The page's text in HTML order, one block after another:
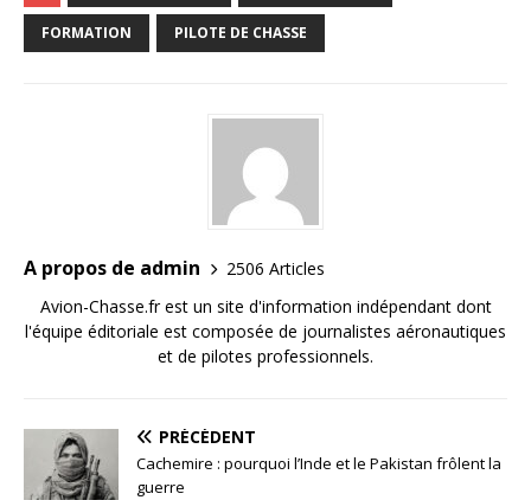
FORMATION PILOTE DE CHASSE
A propos de admin
2506 Articles
Avion-Chasse.fr est un site d'information indépendant dont
l'équipe éditoriale est composée de journalistes aéronautiques
et de pilotes professionnels.
PRÉCÉDENT
Cachemire : pourquoi l’Inde et le Pakistan frôlent la
guerre